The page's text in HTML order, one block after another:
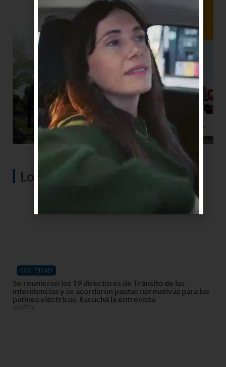
Lo más visto
SOCIEDAD
Se reunieron los 19 directores de Tránsito de las
intendencias y se acordaron pautas normativas para los
patines eléctricos. Escuchá la entrevista
31/07/26